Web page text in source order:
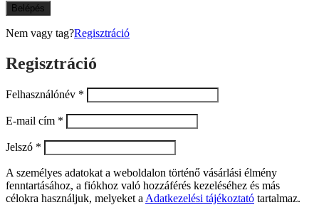
Belépés
Nem vagy tag?Regisztráció
Regisztráció
Felhasználónév *
E-mail cím *
Jelszó *
A személyes adatokat a weboldalon történő vásárlási élmény
fenntartásához, a fiókhoz való hozzáférés kezeléséhez és más
célokra használjuk, melyeket a Adatkezelési tájékoztató tartalmaz.